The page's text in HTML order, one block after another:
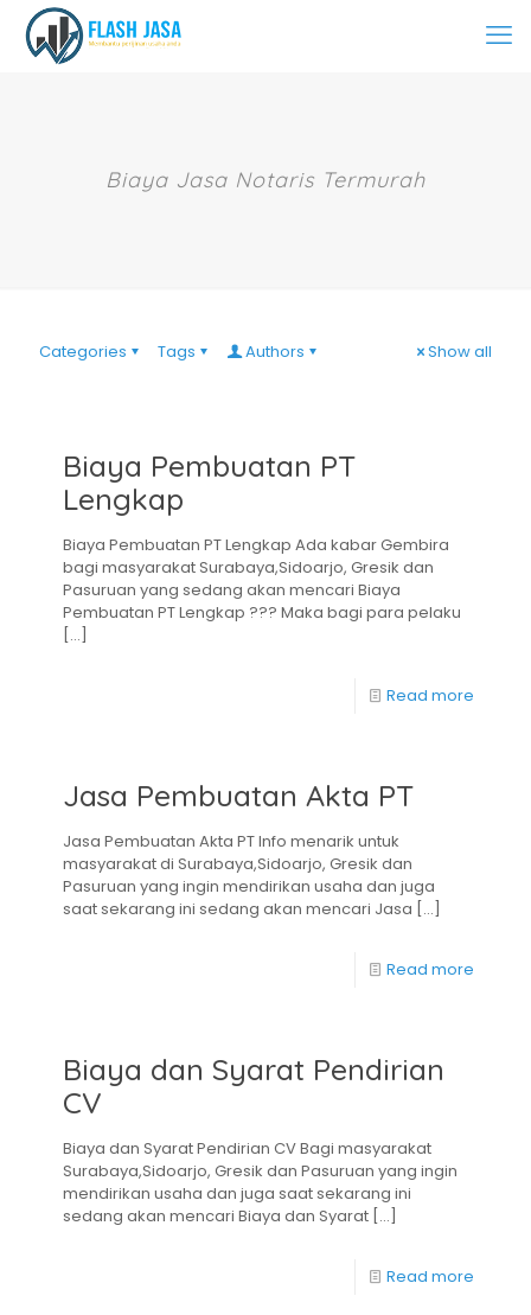
Biaya Jasa Notaris Termurah
Categories Tags Authors Show all
Biaya Pembuatan PT
Lengkap
Biaya Pembuatan PT Lengkap Ada kabar Gembira
bagi masyarakat Surabaya,Sidoarjo, Gresik dan
Pasuruan yang sedang akan mencari Biaya
Pembuatan PT Lengkap ??? Maka bagi para pelaku
[…]
Read more
Jasa Pembuatan Akta PT
Jasa Pembuatan Akta PT Info menarik untuk
masyarakat di Surabaya,Sidoarjo, Gresik dan
Pasuruan yang ingin mendirikan usaha dan juga
saat sekarang ini sedang akan mencari Jasa […]
Read more
Biaya dan Syarat Pendirian
CV
Biaya dan Syarat Pendirian CV Bagi masyarakat
Surabaya,Sidoarjo, Gresik dan Pasuruan yang ingin
mendirikan usaha dan juga saat sekarang ini
sedang akan mencari Biaya dan Syarat […]
Read more